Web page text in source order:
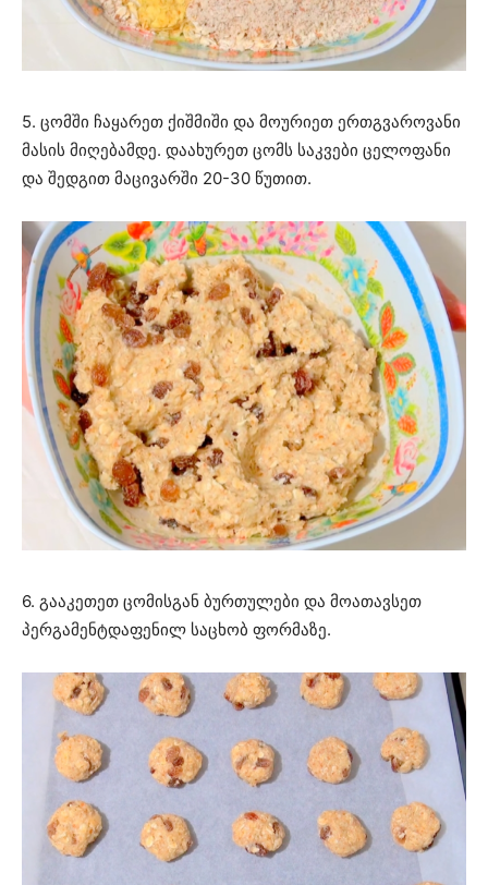
5. ცომში ჩაყარეთ ქიშმიში და მოურიეთ ერთგვაროვანი
მასის მიღებამდე. დაახურეთ ცომს საკვები ცელოფანი
და შედგით მაცივარში 20-30 წუთით.
6. გააკეთეთ ცომისგან ბურთულები და მოათავსეთ
პერგამენტდაფენილ საცხობ ფორმაზე.